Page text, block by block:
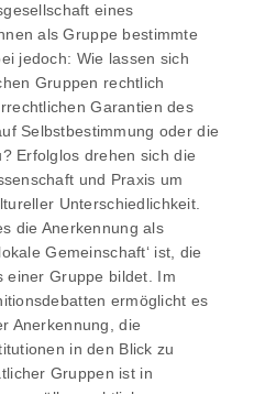
eines
als Gruppe bestimmte
jedoch: Wie lassen sich
Gruppen rechtlich
Garantien des
Selbstbestimmung oder die
Erfolglos drehen sich die
und Praxis um
Unterschiedlichkeit.
die Anerkennung als
Gemeinschaft‘ ist, die
einer Gruppe bildet. Im
ermöglicht es
Anerkennung, die
in den Blick zu
Gruppen ist in